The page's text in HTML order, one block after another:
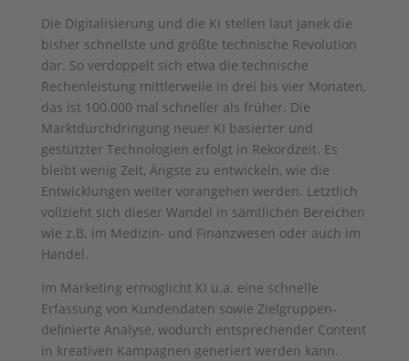
Die Digitalisierung und die KI stellen laut Janek die
bisher schnellste und größte technische Revolution
dar. So verdoppelt sich etwa die technische
Rechenleistung mittlerweile in drei bis vier Monaten,
das ist 100.000 mal schneller als früher. Die
Marktdurchdringung neuer KI basierter und
gestützter Technologien erfolgt in Rekordzeit. Es
bleibt wenig Zeit, Ängste zu entwickeln, wie die
Entwicklungen weiter vorangehen werden. Letztlich
vollzieht sich dieser Wandel in sämtlichen Bereichen
wie z.B. im Medizin- und Finanzwesen oder auch im
Handel.
Im Marketing ermöglicht KI u.a. eine schnelle
Erfassung von Kundendaten sowie Zielgruppen-
definierte Analyse, wodurch entsprechender Content
in kreativen Kampagnen generiert werden kann.